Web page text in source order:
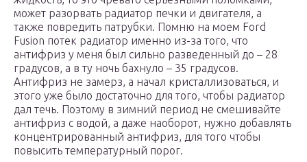
может разорвать радиатор печки и двигателя, а
также повредить патрубки. Помню на моем Ford
Fusion потек радиатор именно из-за того, что
антифриз у меня был сильно разведенный до – 28
градусов, а в ту ночь бахнуло – 35 градусов.
Антифриз не замерз, а начал кристаллизоваться, и
этого уже было достаточно для того, чтобы радиатор
дал течь. Поэтому в зимний период не смешивайте
антифриз с водой, а даже наоборот, нужно добавлять
концентрированный антифриз, для того чтобы
повысить температурный порог.